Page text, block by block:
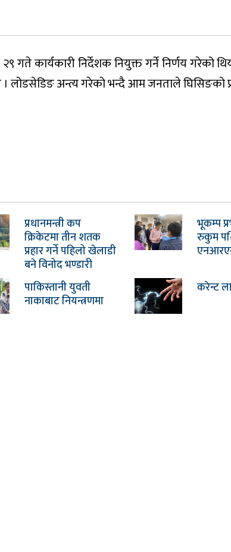
कार्यकारी निर्देशक नियुक्त गर्ने निर्णय गरेको
लोडसेडिङ अन्त्य गरेको भन्दै आम जनताले घिसिङको
प्रधानमन्त्री कप
क्रिकेटमा तीन शतक
प्रहार गर्ने पहिलो खेलाडी
बने विनोद भण्डारी
भूकम्प
रुकुम
पाकिस्तानी युवती
नाकाबाट नियन्त्रणमा
करेन्ट